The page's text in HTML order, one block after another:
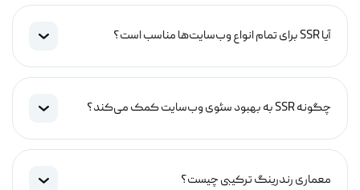
آیا SSR برای تمام انواع وب‌سایت‌ها مناسب است؟
چگونه SSR به بهبود سئوی وب‌سایت کمک می‌کند؟
معماری رندرینگ ترکیبی چیست؟